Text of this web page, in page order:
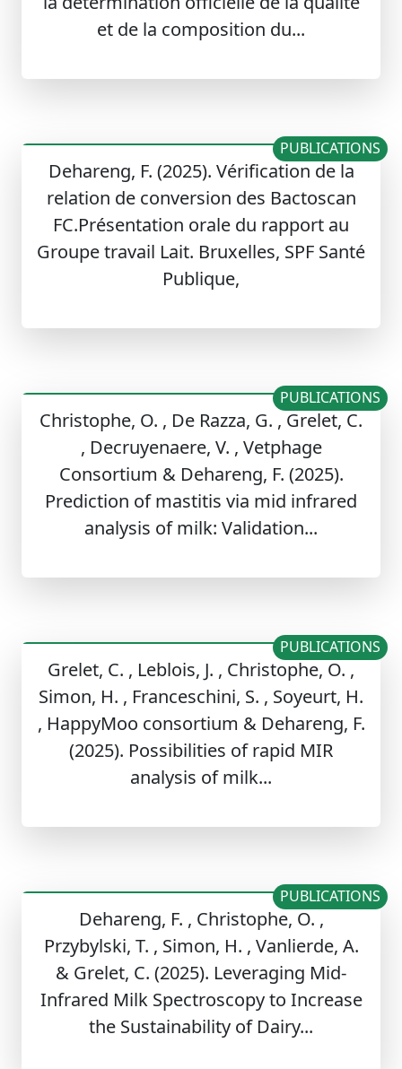
et de la composition du...
Dehareng, F. (2025). Vérification de la
relation de conversion des Bactoscan
FC.Présentation orale du rapport au
Groupe travail Lait. Bruxelles, SPF Santé
Publique,
PUBLICATIONS
Christophe, O. , De Razza, G. , Grelet, C.
, Decruyenaere, V. , Vetphage
Consortium & Dehareng, F. (2025).
Prediction of mastitis via mid infrared
analysis of milk: Validation...
PUBLICATIONS
Grelet, C. , Leblois, J. , Christophe, O. ,
Simon, H. , Franceschini, S. , Soyeurt, H.
, HappyMoo consortium & Dehareng, F.
(2025). Possibilities of rapid MIR
analysis of milk...
PUBLICATIONS
Dehareng, F. , Christophe, O. ,
Przybylski, T. , Simon, H. , Vanlierde, A.
& Grelet, C. (2025). Leveraging Mid-
Infrared Milk Spectroscopy to Increase
the Sustainability of Dairy...
PUBLICATIONS